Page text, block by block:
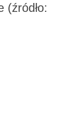
(źródło: